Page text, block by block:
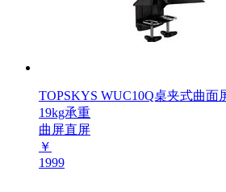
TOPSKYS WUC10Q桌夹式曲面
19kg承重
曲屏直屏
￥
1999